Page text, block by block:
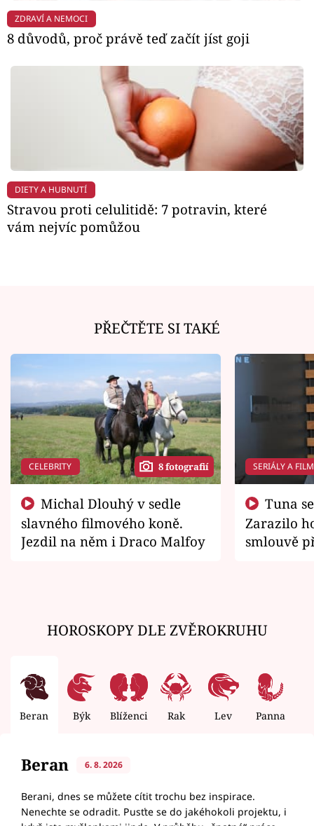
ZDRAVÍ A NEMOCI
8 důvodů, proč právě teď začít jíst goji
DIETY A HUBNUTÍ
Stravou proti celulitidě: 7 potravin, které
vám nejvíc pomůžou
PŘEČTĚTE SI TAKÉ
CELEBRITY 8 fotografií
slavného filmového koně.
Jezdil na něm i Draco Malfoy
SERIÁLY A
Zarazilo
smlouvě
HOROSKOPY DLE ZVĚROKRUHU
Beran Býk Blíženci Rak Lev Panna
Beran 6. 8. 2026
Berani, dnes se můžete cítit trochu bez inspirace.
Nenechte se odradit. Pusťte se do jakéhokoli projektu, i